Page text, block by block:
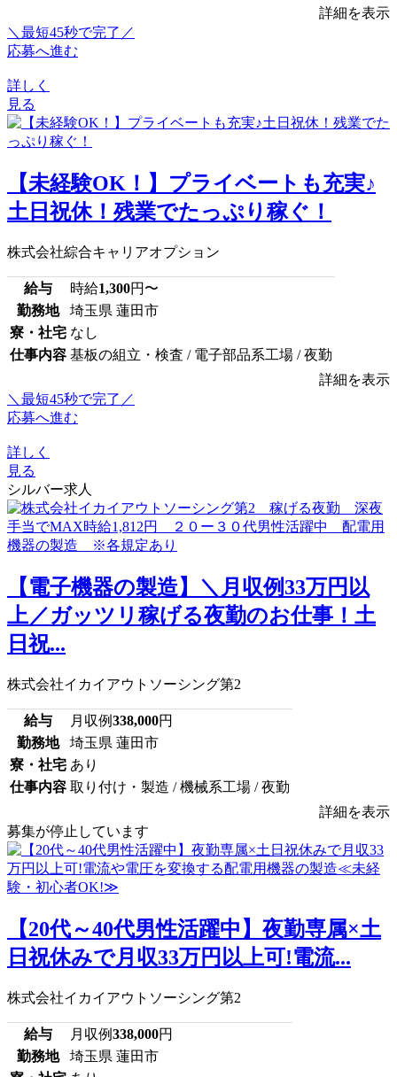
詳細を表示
＼最短45秒で完了／
応募へ進む
詳しく
見る
【未経験OK！】プライベートも充実♪
土日祝休！残業でたっぷり稼ぐ！
株式会社綜合キャリアオプション
給与 時給1,300円〜
勤務地
埼玉県 蓮田市
寮・社宅 なし
仕事内容 基板の組立・検査 / 電子部品系工場 / 夜勤
詳細を表示
＼最短45秒で完了／
応募へ進む
詳しく
見る
シルバー求人
【電子機器の製造】＼月収例33万円以
上／ガッツリ稼げる夜勤のお仕事！土
日祝...
株式会社イカイアウトソーシング第2
給与 月収例338,000円
勤務地
埼玉県 蓮田市
寮・社宅 あり
仕事内容 取り付け・製造 / 機械系工場 / 夜勤
詳細を表示
募集が停止しています
【20代～40代男性活躍中】夜勤専属×土
日祝休みで月収33万円以上可!電流...
株式会社イカイアウトソーシング第2
給与 月収例338,000円
勤務地
埼玉県 蓮田市